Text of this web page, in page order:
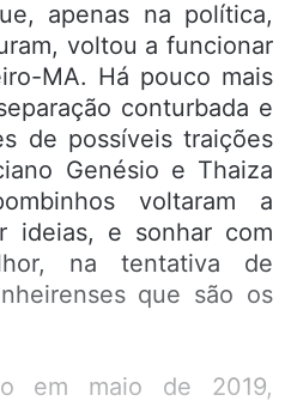
apenas na política,
voltou a funcionar
MA. Há pouco mais
conturbada e
de possíveis traições
Genésio e Thaiza
voltaram a
ideias, e sonhar com
na tentativa de
que são os
em maio de 2019,